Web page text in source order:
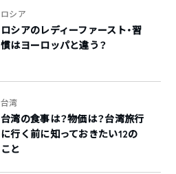
ロシア
ロシアのレディーファースト・習
慣はヨーロッパと違う？
台湾
台湾の食事は？物価は？台湾旅行
に行く前に知っておきたい12の
こと